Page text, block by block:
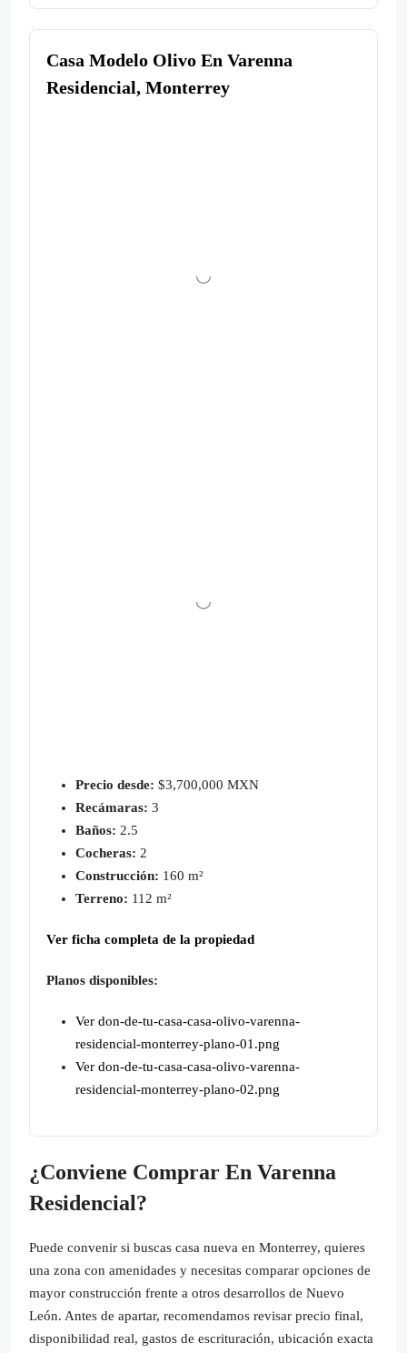
Casa Modelo Olivo En Varenna
Residencial, Monterrey
Precio desde: $3,700,000 MXN
Recámaras: 3
Baños: 2.5
Cocheras: 2
Construcción: 160 m²
Terreno: 112 m²
Ver ficha completa de la propiedad
Planos disponibles:
Ver don-de-tu-casa-casa-olivo-varenna-
residencial-monterrey-plano-01.png
Ver don-de-tu-casa-casa-olivo-varenna-
residencial-monterrey-plano-02.png
¿Conviene Comprar En Varenna
Residencial?
Puede convenir si buscas casa nueva en Monterrey, quieres
una zona con amenidades y necesitas comparar opciones de
mayor construcción frente a otros desarrollos de Nuevo
León. Antes de apartar, recomendamos revisar precio final,
disponibilidad real, gastos de escrituración, ubicación exacta